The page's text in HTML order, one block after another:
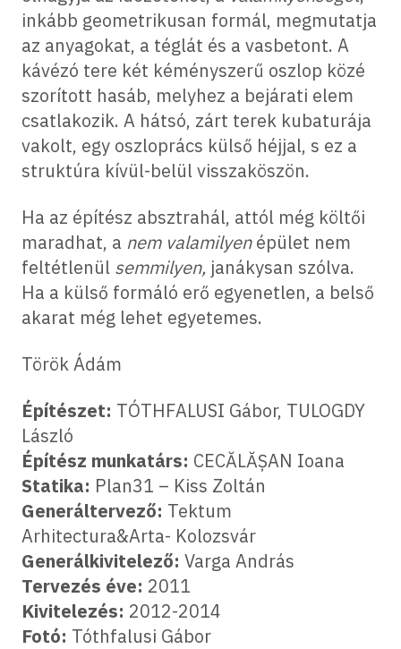
inkább geometrikusan formál, megmutatja
az anyagokat, a téglát és a vasbetont. A
kávézó tere két kéményszerű oszlop közé
szorított hasáb, melyhez a bejárati elem
csatlakozik. A hátsó, zárt terek kubaturája
vakolt, egy oszloprács külső héjjal, s ez a
struktúra kívül-belül visszaköszön.
Ha az építész absztrahál, attól még költői
maradhat, a nem valamilyenépület nem
feltétlenül semmilyen, janákysan szólva.
Ha a külső formáló erő egyenetlen, a belső
akarat még lehet egyetemes.
Török Ádám
Építészet: TÓTHFALUSI Gábor, TULOGDY
László
Építész munkatárs: CECĂLĂȘAN Ioana
Statika: Plan31 – Kiss Zoltán
Generáltervező: Tektum
Arhitectura&Arta- Kolozsvár
Generálkivitelező: Varga András
Tervezés éve: 2011
Kivitelezés: 2012-2014
Fotó: Tóthfalusi Gábor